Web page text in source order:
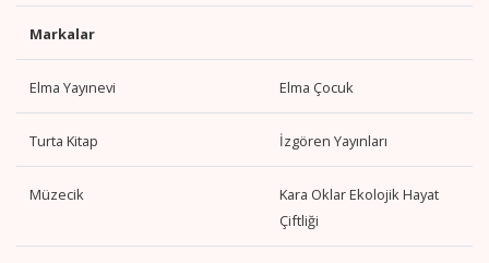
Markalar
Elma Yayınevi Elma Çocuk
Turta Kitap İzgören Yayınları
Müzecik
Kara Oklar Ekolojik Hayat
Çiftliği